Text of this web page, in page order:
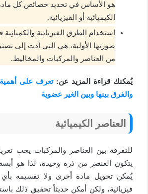
هو الأساس في تحديد خصائص كل
الكيميائية أو الفيزيائية.
استخدام الطرق الفيزيائية
صورتها الأولية، هي التي أدت إلى
من العناصر والمركبات والمخاليط.
يُمكنك قراءة المزيد عن:تعرف على أهمية
والفرق بينها وبين الغير عضوية
العناصر الكيميائية
للتفرقة بين العناصر والمركبات يجب
يتكون العنصر من ذرة وحيدة، لذا هو
يُمكن تحويل مادة أخرى ولا تقسيمه بأي
فيزيائية، ولكن أمكن حديثاً تحقيق ذلك